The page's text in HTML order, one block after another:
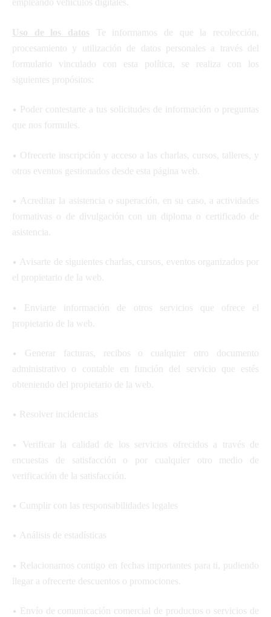
empleando vehículos digitales.
Uso de los datos Te informamos de que la recolección,
procesamiento y utilización de datos personales a través del
formulario vinculado con esta política, se realiza con los
siguientes propósitos:
• Poder contestarte a tus solicitudes de información o preguntas
que nos formules.
• Ofrecerte inscripción y acceso a las charlas, cursos, talleres, y
otros eventos gestionados desde esta página web.
•
Acreditar la asistencia o superación, en su caso, a actividades
formativas o de divulgación con un diploma o certificado de
asistencia.
•
Avisarte de siguientes charlas, cursos, eventos organizados por
el propietario de la web.
•
Enviarte información de otros servicios que ofrece el
propietario de la web.
• Generar facturas, recibos o cualquier otro documento
administrativo o contable en función del servicio que estés
obteniendo del propietario de la web.
• Resolver incidencias
•
Verificar la calidad de los servicios ofrecidos a través de
encuestas de satisfacción o por cualquier otro medio de
verificación de la satisfacción.
• Cumplir con las responsabilidades legales
• Análisis de estadísticas
• Relacionarnos contigo en fechas importantes para ti, pudiendo
llegar a ofrecerte descuentos o promociones.
• Envío de comunicación comercial de productos o servicios de